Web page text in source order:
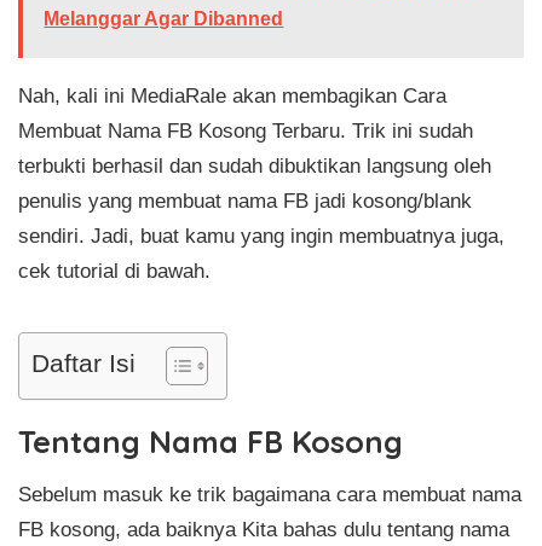
Melanggar Agar Dibanned
Nah, kali ini MediaRale akan membagikan Cara
Membuat Nama FB Kosong Terbaru. Trik ini sudah
terbukti berhasil dan sudah dibuktikan langsung oleh
penulis yang membuat nama FB jadi kosong/blank
sendiri. Jadi, buat kamu yang ingin membuatnya juga,
cek tutorial di bawah.
Daftar Isi
Tentang Nama FB Kosong
Sebelum masuk ke trik bagaimana cara membuat nama
FB kosong, ada baiknya Kita bahas dulu tentang nama